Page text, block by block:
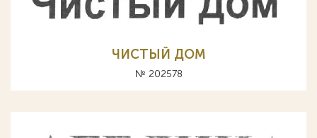
ЧИСТЫЙ ДОМ
№ 202578